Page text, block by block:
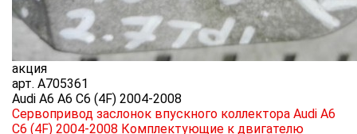
акция
арт. A705361
Audi A6 A6 C6 (4F) 2004-2008
Сервопривод заслонок впускного коллектора Audi A6
C6 (4F) 2004-2008 Комплектующие к двигателю